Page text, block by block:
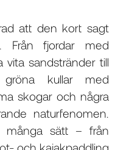
att den kort sagt
Från fjordar med
vita sandstränder till
gröna kullar med
skogar och några
naturfenomen.
många sätt – från